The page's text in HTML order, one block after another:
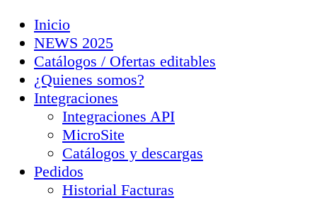
Inicio
NEWS 2025
Catálogos / Ofertas editables
¿Quienes somos?
Integraciones
Integraciones API
MicroSite
Catálogos y descargas
Pedidos
Historial Facturas